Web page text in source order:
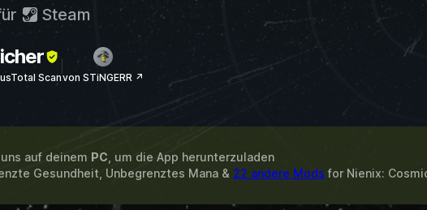
Steam
Scanvon STiNGERR ↗
auf deinem PC , um die App herunterzuladen
Gesundheit, Unbegrenztes Mana & 22 andere Mods for Nienix: